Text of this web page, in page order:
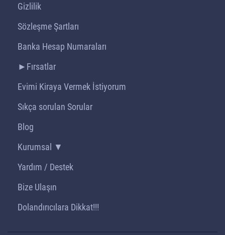
Gizlilik
Sözleşme Şartları
Banka Hesap Numaraları
►Fırsatlar
Evimi Kiraya Vermek İstiyorum
Sıkça sorulan Sorular
Blog
Kurumsal ▼
Yardım / Destek
Bize Ulaşın
Dolandırıcılara Dikkat!!!